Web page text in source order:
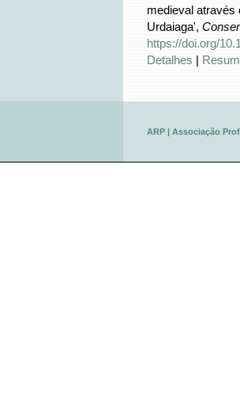
medieval através
Urdaiaga',
https://doi.org/
Detalhes
ARP | Associação